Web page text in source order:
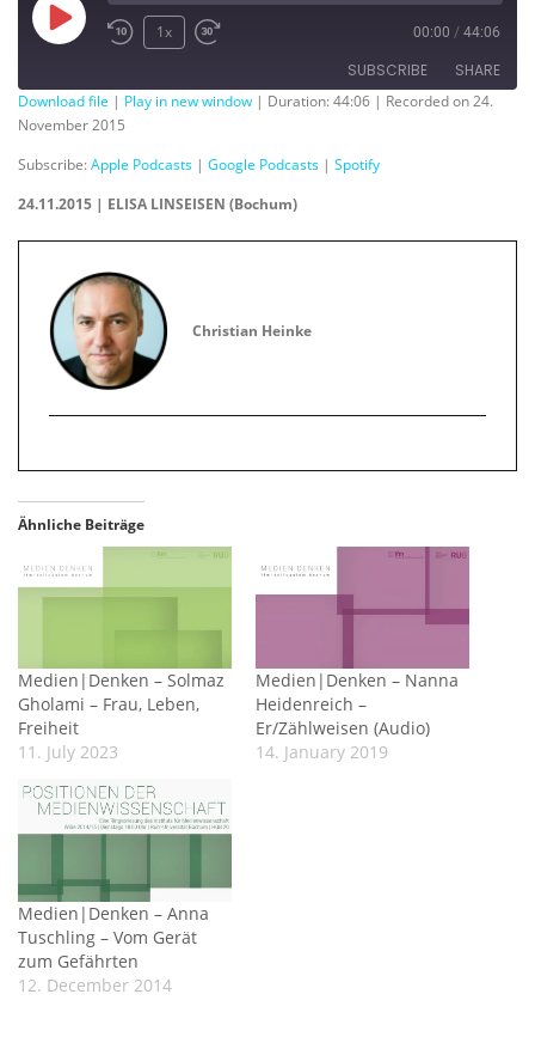
Play
Episode
1x 00:00 / 44:06
SUBSCRIBE SHARE
Spotify
RSS FEED
EMBED
Download file | Play in new window | Duration: 44:06 | Recorded on 24.
November 2015
Subscribe:Apple Podcasts | Google Podcasts | Spotify
24.11.2015 | ELISA LINSEISEN (Bochum)
Christian Heinke
Ähnliche Beiträge
Medien|Denken – Solmaz
Gholami – Frau, Leben,
Freiheit
11. July 2023
Medien|Denken – Nanna
Heidenreich –
Er/Zählweisen (Audio)
14. January 2019
Medien|Denken – Anna
Tuschling – Vom Gerät
zum Gefährten
12. December 2014